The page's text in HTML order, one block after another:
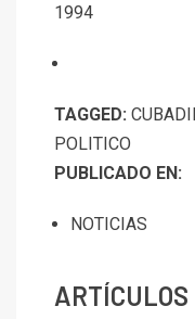
1994
TAGGED: CUBA
POLITICO
PUBLICADO EN:
NOTICIAS